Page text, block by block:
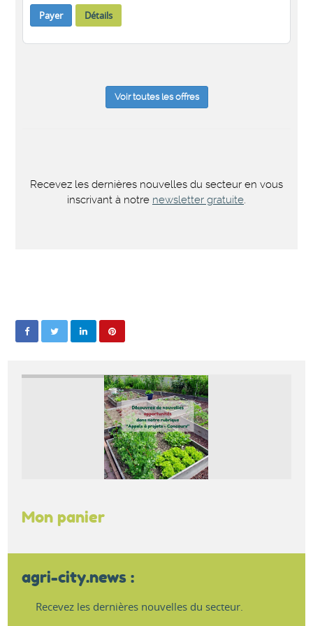
Payer Détails
Voir toutes les offres
Recevez les dernières nouvelles du secteur en vous
inscrivant à notre newsletter gratuite.
Mon panier
agri-city.news :
Recevez les dernières nouvelles du secteur.